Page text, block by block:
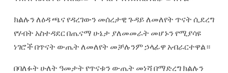
ክልሉን ለዕዳ ጫና የዳረገውን መሰረታዊ ጉዳይ ለመለየት ጥናት ሲደረግ
የሃብት አስተዳደር በጤናማ ሁኔታ ያለመመራት መሆኑን የሚያሳዩ
ነገሮች በጥናት ውጤት ለመለየት መቻሉንም ኃላፊዋ አብራርተዋል።
በባለፉት ሁለት ዓመታት የጥናቱን ውጤት መነሻ በማድረግ ክልሉን